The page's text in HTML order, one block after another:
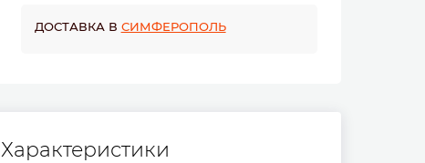
ДОСТАВКА В СИМФЕРОПОЛЬ
Характеристики